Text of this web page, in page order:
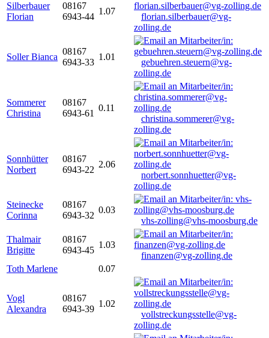
Silberbauer
Florian
08167
6943-44
1.07
florian.silberbauer@vg-
zolling.de
Soller Bianca
08167
6943-33
1.01
gebuehren.steuern@vg-
zolling.de
Sommerer
Christina
08167
6943-61
0.11
christina.sommerer@vg-
zolling.de
Sonnhütter
Norbert
08167
6943-22
2.06
norbert.sonnhuetter@vg-
zolling.de
Steinecke
Corinna
08167
6943-32
0.03
vhs-zolling@vhs-moosburg.de
Thalmair
Brigitte
08167
6943-45
1.03
finanzen@vg-zolling.de
Toth Marlene
0.07
Vogl
Alexandra
08167
6943-39
1.02
vollstreckungsstelle@vg-
zolling.de